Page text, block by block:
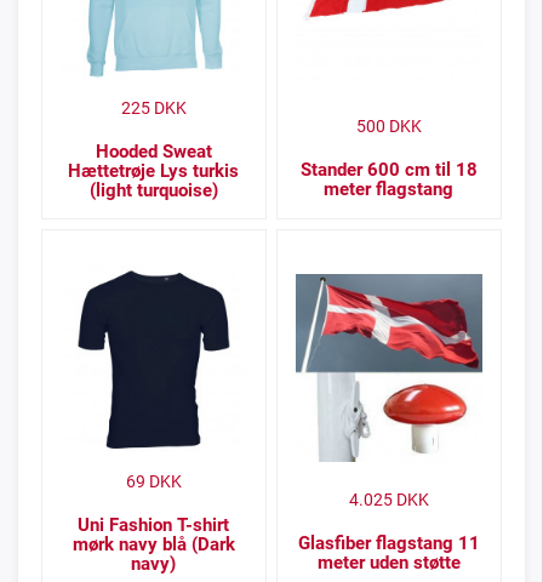
Hooded Sweat
Hættetrøje Lys turkis
(light turquoise)
225DKK
Stander 600 cm til 18
meter flagstang
500 DKK
Uni Fashion T-shirt
mørk navy blå (Dark
navy)
69 DKK
Glasfiber flagstang 11
meter uden støtte
4.025DKK